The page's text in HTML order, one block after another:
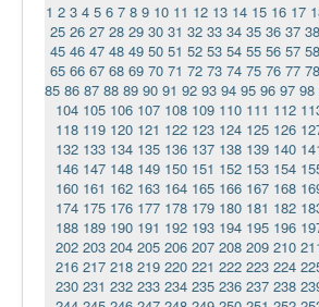
1 2 3 4 5 6 7 8 9 10 11 12 13 14 15 16 17
25 26 27 28 29 30 31 32 33 34 35 36 37 38
45 46 47 48 49 50 51 52 53 54 55 56 57 58
65 66 67 68 69 70 71 72 73 74 75 76 77 78
85 86 87 88 89 90 91 92 93 94 95 96 97 98
104 105 106 107 108 109 110 111 112
118 119 120 121 122 123 124 125 126
132 133 134 135 136 137 138 139 140
146 147 148 149 150 151 152 153 154
160 161 162 163 164 165 166 167 168
174 175 176 177 178 179 180 181 182
188 189 190 191 192 193 194 195 196
202 203 204 205 206 207 208 209 210
216 217 218 219 220 221 222 223 224
230 231 232 233 234 235 236 237 238